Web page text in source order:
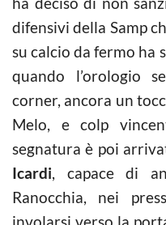
difensivi della Samp
su calcio da fermo ha
quando l’orologio
corner, ancora un
Melo, e colp
segnatura è poi
Icardi, capace di
Ranocchia, nei